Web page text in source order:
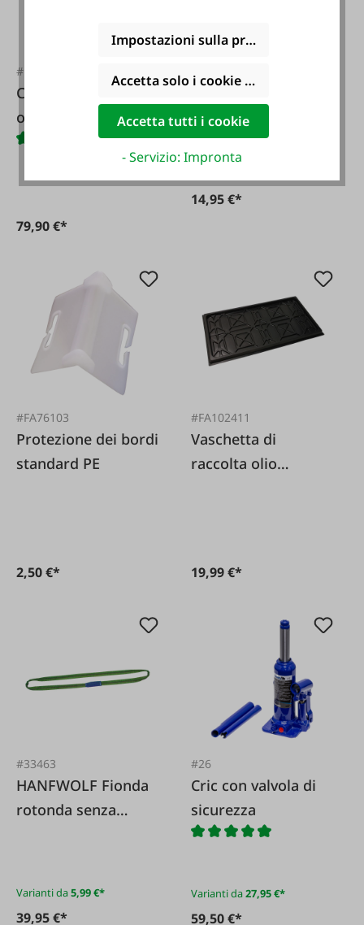
#FA54970
Carrello/sgabello da
officina
79,90 €*
#16258
ancoraggio in due
parti 50 mm
14,95 €*
#FA76103
Protezione dei bordi
standard PE
2,50 €*
#FA102411
Vaschetta di
raccolta olio
19,99 €*
#33463
HANFWOLF Fionda
rotonda senza
Varianti da5,99 €*
39,95 €*
#26
Cric con valvola di
sicurezza
Varianti da27,95 €*
59,50 €*
Impostazioni sulla privacy
Accetta solo i cookie funzionali
Accetta tutti i cookie
- Servizio: Impronta